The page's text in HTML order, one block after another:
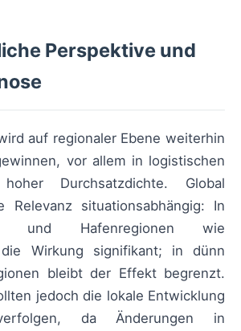
Perspektive und
auf regionaler Ebene weiterhin
vor allem in logistischen
Durchsatzdichte. Global
Relevanz situationsabhängig: In
und Hafenregionen wie
Wirkung signifikant; in dünn
bleibt der Effekt begrenzt.
jedoch die lokale Entwicklung
da Änderungen in